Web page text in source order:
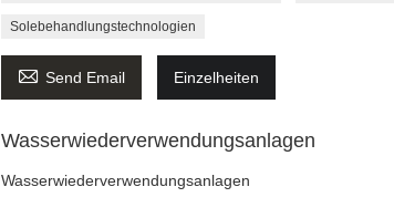
Solebehandlungstechnologien
 Send Email Einzelheiten
Wasserwiederverwendungsanlagen
Wasserwiederverwendungsanlagen